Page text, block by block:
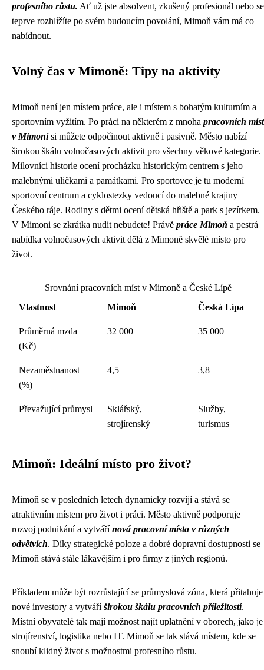
profesního růstu. Ať už jste absolvent, zkušený profesionál nebo se
teprve rozhlížíte po svém budoucím povolání, Mimoň vám má co
nabídnout.
Volný čas v Mimoně: Tipy na aktivity
Mimoň není jen místem práce, ale i místem s bohatým kulturním a
sportovním vyžitím. Po práci na některém z mnoha pracovních míst
v Mimonisi můžete odpočinout aktivně i pasivně. Město nabízí
širokou škálu volnočasových aktivit pro všechny věkové kategorie.
Milovníci historie ocení procházku historickým centrem s jeho
malebnými uličkami a památkami. Pro sportovce je tu moderní
sportovní centrum a cyklostezky vedoucí do malebné krajiny
Českého ráje. Rodiny s dětmi ocení dětská hřiště a park s jezírkem.
V Mimoni se zkrátka nudit nebudete! Právě práce Mimoň a pestrá
nabídka volnočasových aktivit dělá z Mimoně skvělé místo pro
život.
Srovnání pracovních míst v Mimoně a České Lípě
Vlastnost
Mimoň Česká Lípa
Průměrná mzda
(Kč)
32 000 35 000
Nezaměstnanost
(%)
4,5 3,8
Převažující průmysl
Sklářský,
strojírenský
Služby,
turismus
Mimoň: Ideální místo pro život?
Mimoň se v posledních letech dynamicky rozvíjí a stává se
atraktivním místem pro život i práci. Město aktivně podporuje
rozvoj podnikání a vytvářínová pracovní místa v různých
odvětvích. Díky strategické poloze a dobré dopravní dostupnosti se
Mimoň stává stále lákavějším i pro firmy z jiných regionů.
Příkladem může být rozrůstající se průmyslová zóna, která přitahuje
nové investory a vytváříširokou škálu pracovních příležitostí.
Místní obyvatelé tak mají možnost najít uplatnění v oborech, jako je
strojírenství, logistika nebo IT. Mimoň se tak stává místem, kde se
snoubí klidný život s možnostmi profesního růstu.